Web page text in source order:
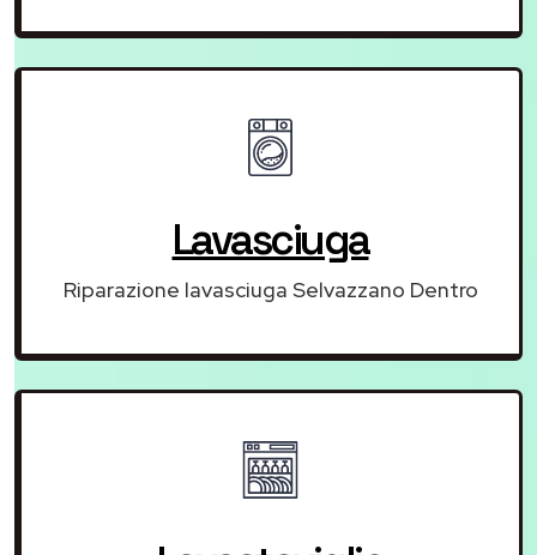
Lavasciuga
Riparazione lavasciuga Selvazzano Dentro